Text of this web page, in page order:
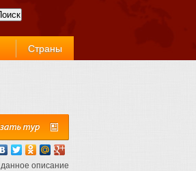
Страны
данное описание